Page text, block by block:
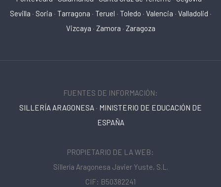
Sevilla · Soria · Tarragona · Teruel · Toledo · Valencia · Valladolid ·
Vizcaya · Zamora · Zaragoza
FUENTES DE INFORMACIÓN:
SILLERÍA ARAGONESA · MINISTERIO DE EDUCACIÓN DE
ESPAÑA
PROPIETARIO DE LA WEB:
Sillería Aragonesa Javier Yuste, S.L.
CIF: B50382241